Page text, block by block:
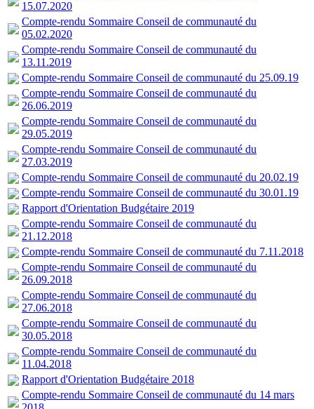
15.07.2020
Compte-rendu Sommaire Conseil de communauté du
05.02.2020
Compte-rendu Sommaire Conseil de communauté du
13.11.2019
Compte-rendu Sommaire Conseil de communauté du 25.09.19
Compte-rendu Sommaire Conseil de communauté du
26.06.2019
Compte-rendu Sommaire Conseil de communauté du
29.05.2019
Compte-rendu Sommaire Conseil de communauté du
27.03.2019
Compte-rendu Sommaire Conseil de communauté du 20.02.19
Compte-rendu Sommaire Conseil de communauté du 30.01.19
Rapport d'Orientation Budgétaire 2019
Compte-rendu Sommaire Conseil de communauté du
21.12.2018
Compte-rendu Sommaire Conseil de communauté du 7.11.2018
Compte-rendu Sommaire Conseil de communauté du
26.09.2018
Compte-rendu Sommaire Conseil de communauté du
27.06.2018
Compte-rendu Sommaire Conseil de communauté du
30.05.2018
Compte-rendu Sommaire Conseil de communauté du
11.04.2018
Rapport d'Orientation Budgétaire 2018
Compte-rendu Sommaire Conseil de communauté du 14 mars